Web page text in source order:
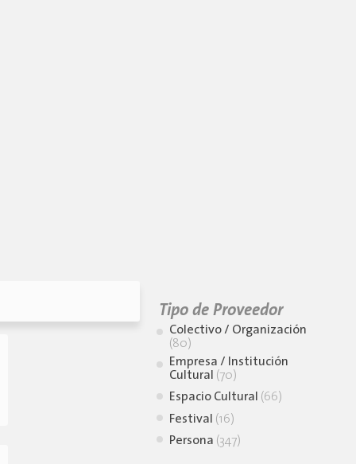
Tipo de Proveedor
Colectivo / Organización
(80)
Empresa / Institución
Cultural (70)
Espacio Cultural (66)
Festival (16)
Persona (347)